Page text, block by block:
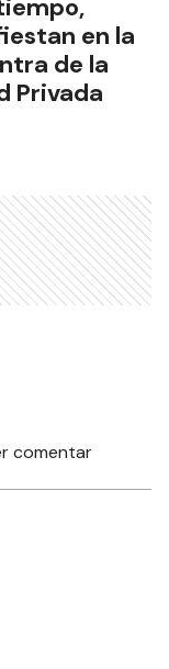
en la
de la
Privada
comentar